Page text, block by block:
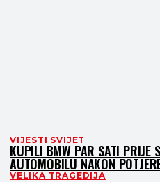
VIJESTI SVIJET
KUPILI BMW PAR SATI PRIJE
AUTOMOBILU NAKON
VELIKA TRAGEDIJA